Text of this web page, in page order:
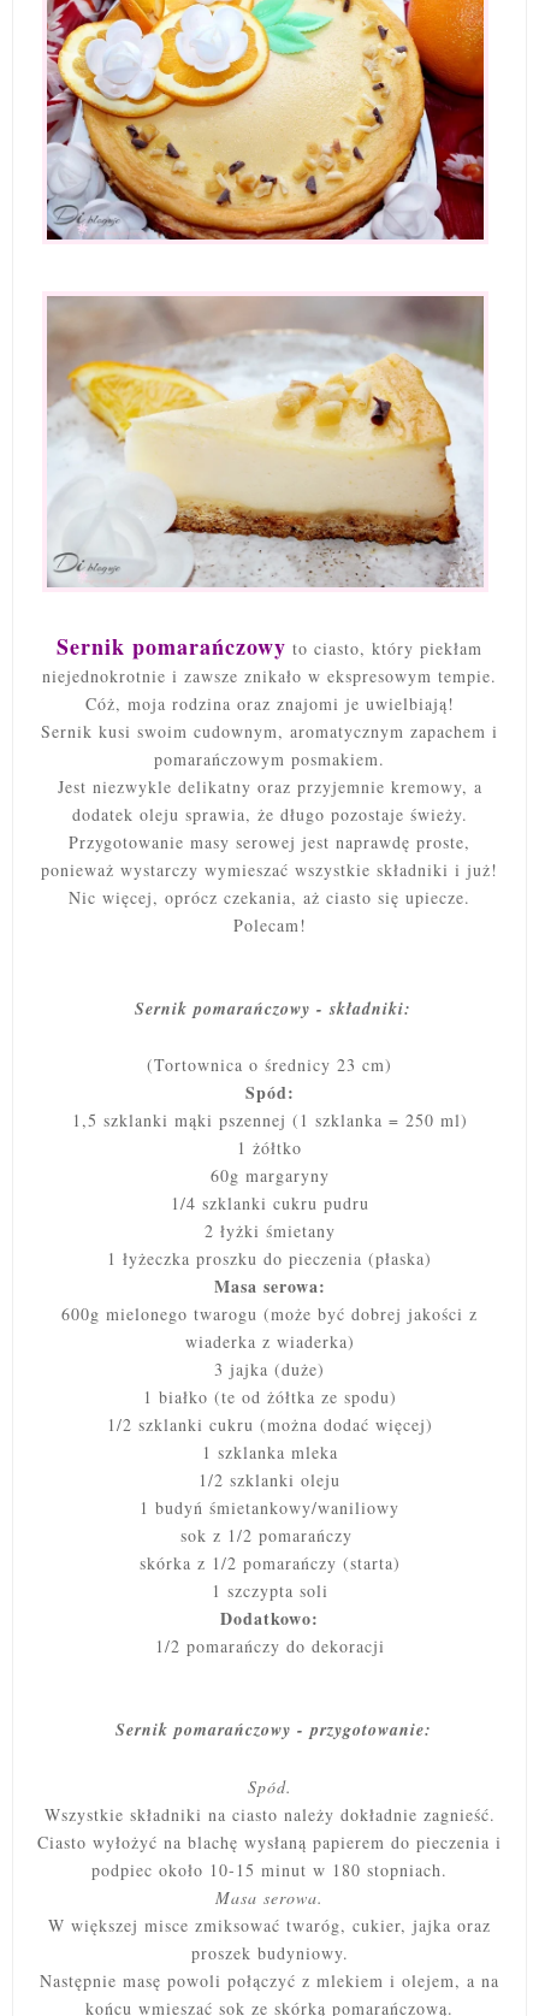
Sernik pomarańczowy to ciasto, który piekłam
niejednokrotnie i zawsze znikało w ekspresowym tempie.
Cóż, moja rodzina oraz znajomi je uwielbiają!
Sernik kusi swoim cudownym, aromatycznym zapachem i
pomarańczowym posmakiem.
Jest niezwykle delikatny oraz przyjemnie kremowy, a
dodatek oleju sprawia, że długo pozostaje świeży.
Przygotowanie masy serowej jest naprawdę proste,
ponieważ wystarczy wymieszać wszystkie składniki i już!
Nic więcej, oprócz czekania, aż ciasto się upiecze.
Polecam!
Sernik pomarańczowy - składniki:
(Tortownica o średnicy 23 cm)
Spód:
1,5 szklanki mąki pszennej (1 szklanka = 250 ml)
1 żółtko
60g margaryny
1/4 szklanki cukru pudru
2 łyżki śmietany
1 łyżeczka proszku do pieczenia (płaska)
Masa serowa:
600g mielonego twarogu (może być dobrej jakości z
wiaderka z wiaderka)
3 jajka (duże)
1 białko (te od żółtka ze spodu)
1/2 szklanki cukru (można dodać więcej)
1 szklanka mleka
1/2 szklanki oleju
1 budyń śmietankowy/waniliowy
sok z 1/2 pomarańczy
skórka z 1/2 pomarańczy (starta)
1 szczypta soli
Dodatkowo:
1/2 pomarańczy do dekoracji
Sernik pomarańczowy - przygotowanie:
Spód.
Wszystkie składniki na ciasto należy dokładnie zagnieść.
Ciasto wyłożyć na blachę wysłaną papierem do pieczenia i
podpiec około 10-15 minut w 180 stopniach.
Masa serowa.
W większej misce zmiksować twaróg, cukier, jajka oraz
proszek budyniowy.
Następnie masę powoli połączyć z mlekiem i olejem, a na
końcu wmieszać sok ze skórką pomarańczową.